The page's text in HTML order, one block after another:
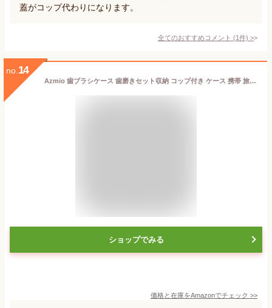
蓋がコップ代わりになります。
全てのおすすめコメント (1件) >
no. 14
Azmio 歯ブラシケース 歯磨きセット収納 コップ付き ケース 携帯 旅行 トラベルセット (ブラック) [並行輸入品]
ショップでみる
価格と在庫をAmazonでチェック >>